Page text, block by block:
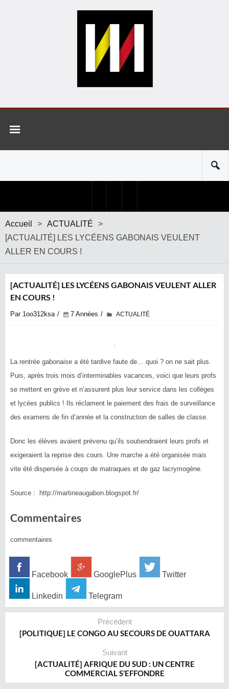
Accueil > ACTUALITÉ
>
[ACTUALITÉ] LES LYCÉENS GABONAIS VEULENT
ALLER EN COURS !
[ACTUALITÉ] LES LYCÉENS GABONAIS VEULENT ALLER
EN COURS !
Par 1oo312ksa 7 Années ACTUALITÉ
La rentrée gabonaise a été tardive faute de… quoi ? on ne sait plus.
Puis, après trois mois d’interminables vacances, voici que leurs profs
se mettent en grève et n’assurent plus leur service dans les collèges
et lycées publics ! Ils réclament le paiement des frais de surveillance
des examens de fin d’année et la construction de salles de classe.
Donc les élèves avaient prévenu qu’ils soutiendraient leurs profs et
exigeraient la reprise des cours. Une marche a été organisée mais
vite été dispersée à coups de matraques et de gaz lacrymogène.
Source : http://martineaugabon.blogspot.fr/
Commentaires
commentaires
Facebook GooglePlus Twitter
Linkedin Telegram
Précédent
[POLITIQUE] LE CONGO AU SECOURS DE OUATTARA
Suivant
[ACTUALITÉ] AFRIQUE DU SUD : UN CENTRE
COMMERCIAL S’EFFONDRE